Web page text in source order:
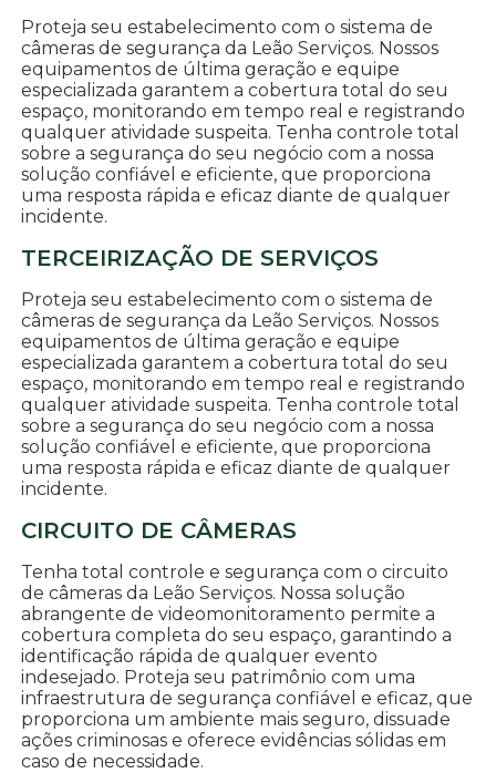
Proteja seu estabelecimento com o sistema de
câmeras de segurança da Leão Serviços. Nossos
equipamentos de última geração e equipe
especializada garantem a cobertura total do seu
espaço, monitorando em tempo real e registrando
qualquer atividade suspeita. Tenha controle total
sobre a segurança do seu negócio com a nossa
solução confiável e eficiente, que proporciona
uma resposta rápida e eficaz diante de qualquer
incidente.
TERCEIRIZAÇÃO DE SERVIÇOS
Proteja seu estabelecimento com o sistema de
câmeras de segurança da Leão Serviços. Nossos
equipamentos de última geração e equipe
especializada garantem a cobertura total do seu
espaço, monitorando em tempo real e registrando
qualquer atividade suspeita. Tenha controle total
sobre a segurança do seu negócio com a nossa
solução confiável e eficiente, que proporciona
uma resposta rápida e eficaz diante de qualquer
incidente.
CIRCUITO DE CÂMERAS
Tenha total controle e segurança com o circuito
de câmeras da Leão Serviços. Nossa solução
abrangente de videomonitoramento permite a
cobertura completa do seu espaço, garantindo a
identificação rápida de qualquer evento
indesejado. Proteja seu patrimônio com uma
infraestrutura de segurança confiável e eficaz, que
proporciona um ambiente mais seguro, dissuade
ações criminosas e oferece evidências sólidas em
caso de necessidade.